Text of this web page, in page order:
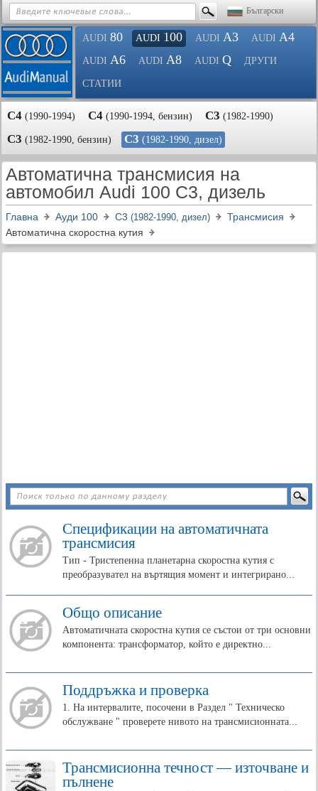
Български
AUDI 80 AUDI 100 AUDI A3 AUDI A4
AUDI A6 AUDI A8 AUDI Q ДРУГИ
СТАТИИ
C4 (1990-1994) C4 (1990-1994, бензин) C3 (1982-1990)
C3 (1982-1990, бензин) C3 (1982-1990, дизел)
Автоматична трансмисия на
автомобил Audi 100 C3, дизель
Главна Ауди 100 C3 (1982-1990, дизел)
Трансмисия
Автоматична скоростна кутия
Спецификации на автоматичната
трансмисия
Тип - Тристепенна планетарна скоростна кутия с
преобразувател на въртящия момент и интегрирано...
Общо описание
Автоматичната скоростна кутия се състои от три основни
компонента: трансформатор, който е директно...
Поддръжка и проверка
1. На интервалите, посочени в Раздел " Техническо
обслужване " проверете нивото на трансмисионната...
Трансмисионна течност — източване и
пълнене